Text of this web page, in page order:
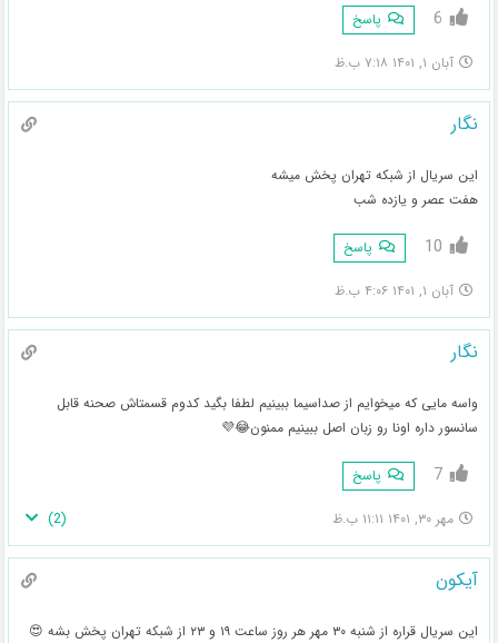
6 پاسخ
آبان ۱, ۱۴۰۱ ۷:۱۸ ب.ظ
نگار
این سریال از شبکه تهران پخش میشه
هفت عصر و یازده شب
10 پاسخ
آبان ۱, ۱۴۰۱ ۴:۰۶ ب.ظ
نگار
واسه مایی که میخوایم از صداسیما ببینیم لطفا بگید کدوم قسمتاش صحنه قابل
سانسور داره اونا رو زبان اصل ببینیم ممنون😂💜
7 پاسخ
مهر ۳۰, ۱۴۰۱ ۱۱:۱۱ ب.ظ (
2
)
آیکون
این سریال قراره از شنبه ۳۰ مهر هر روز ساعت ۱۹ و ۲۳ از شبکه تهران پخش بشه 😍